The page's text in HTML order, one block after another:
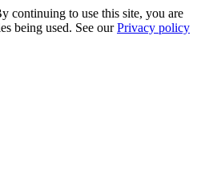
continuing to use this site, you are
being used. See ourPrivacy policy